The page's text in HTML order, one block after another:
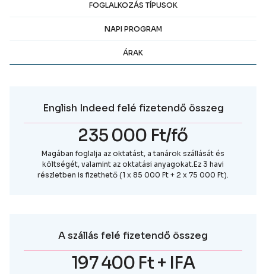
FOGLALKOZÁS TÍPUSOK
NAPI PROGRAM
ÁRAK
English Indeed felé fizetendő összeg
235 000 Ft/fő
Magában foglalja az oktatást, a tanárok szállását és
költségét, valamint az oktatási anyagokat.Ez 3 havi
részletben is fizethető (1 x 85 000 Ft + 2 x 75 000 Ft).
A szállás felé fizetendő összeg
197 400 Ft + IFA